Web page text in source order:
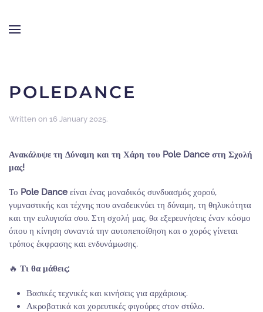
POLEDANCE
Written on 16 January 2025.
Ανακάλυψε τη Δύναμη και τη Χάρη του Pole Dance στη Σχολή
μας!
Το Pole Dance είναι ένας μοναδικός συνδυασμός χορού,
γυμναστικής και τέχνης που αναδεικνύει τη δύναμη, τη θηλυκότητα
και την ευλυγισία σου. Στη σχολή μας, θα εξερευνήσεις έναν κόσμο
όπου η κίνηση συναντά την αυτοπεποίθηση και ο χορός γίνεται
τρόπος έκφρασης και ενδυνάμωσης.
🔥 Τι θα μάθεις;
Βασικές τεχνικές και κινήσεις για αρχάριους.
Ακροβατικά και χορευτικές φιγούρες στον στύλο.